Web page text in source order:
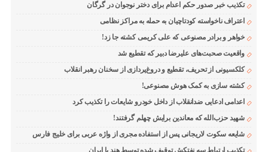
تکذیب خبر صدور حکم اعدام برای دختر نوجوان در گرگان
اعتراف ناخواسته کودتاچیان به حمله به مراکز نظامی
خواهر و برادر مصنوعی که علی کریمی کشته جا زد!
واقعیت صحبت‌های علیرضا دبیر که تقطیع شد
کلکسیونی از تحریف، تقطیع و دروغ‌پردازی از سخنان رهبر انقلاب
کشته سازی به کمک هوش مصنوعی!
اعدامی ادعایی ضدانقلاب از داخل خودرو شایعات را تکذیب کرد
شهید حزب‌الله که معاندین برایش چهلم گرفتند!
شایعه سکوت لاریجانی پس از استفاده مجری از واژه عربی برای خلیج فارس